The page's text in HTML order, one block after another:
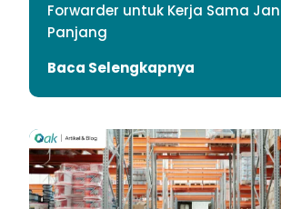
Forwarder untuk Kerja Sama
Panjang
Baca Selengkapnya